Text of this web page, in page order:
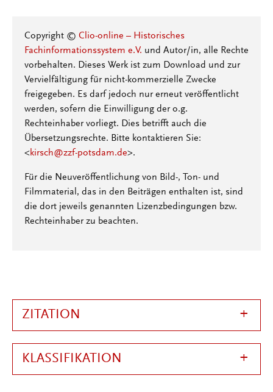
Copyright © Clio-online – Historisches
Fachinformationssystem e.V. und Autor/in, alle Rechte
vorbehalten. Dieses Werk ist zum Download und zur
Vervielfältigung für nicht-kommerzielle Zwecke
freigegeben. Es darf jedoch nur erneut veröffentlicht
werden, sofern die Einwilligung der o.g.
Rechteinhaber vorliegt. Dies betrifft auch die
Übersetzungsrechte. Bitte kontaktieren Sie:
<kirsch@zzf-potsdam.de>.
Für die Neuveröffentlichung von Bild-, Ton- und
Filmmaterial, das in den Beiträgen enthalten ist, sind
die dort jeweils genannten Lizenzbedingungen bzw.
Rechteinhaber zu beachten.
ZITATION
KLASSIFIKATION